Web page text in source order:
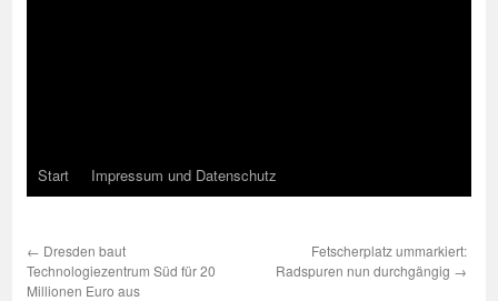
Start Impressum und Datenschutz
← Dresden baut
Technologiezentrum Süd für 20
Millionen Euro aus
Fetscherplatz ummarkiert:
Radspuren nun durchgängig →